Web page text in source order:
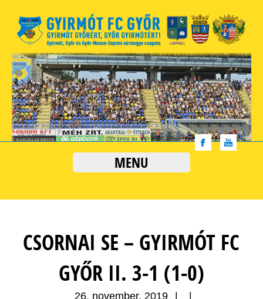
MENU
CSORNAI SE – GYIRMÓT FC
GYŐR II. 3-1 (1-0)
26. november, 2019